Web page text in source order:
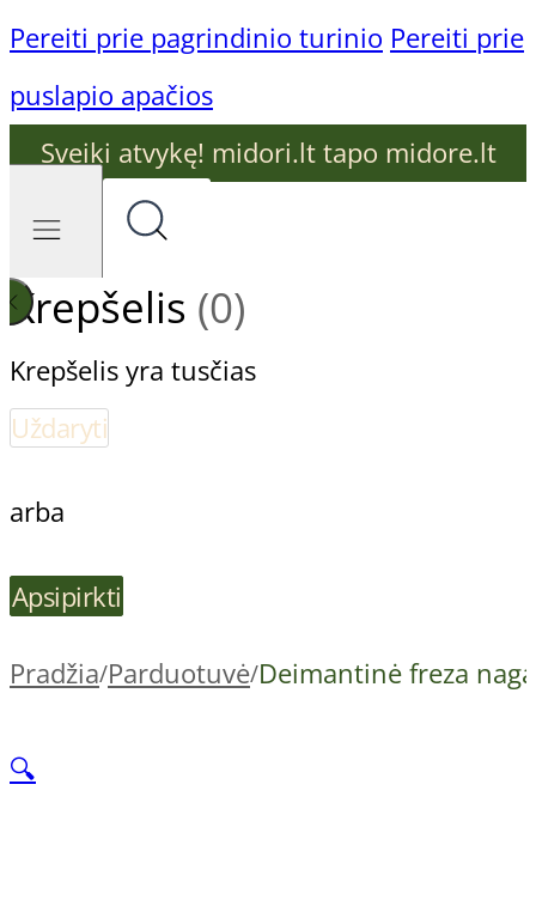
Pereiti prie pagrindinio turinio Pereiti prie
puslapio apačios
Sveiki atvykę! midori.lt tapo midore.lt
Krepšelis (0)
Krepšelis yra tusčias
Uždaryti
arba
Apsipirkti
Pradžia/Parduotuvė/Deimantinė freza
🔍